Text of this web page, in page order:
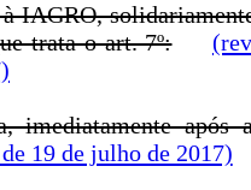
IAGRO,
trata o art. 7º:
imediatamente após
19 de julho de 2017)